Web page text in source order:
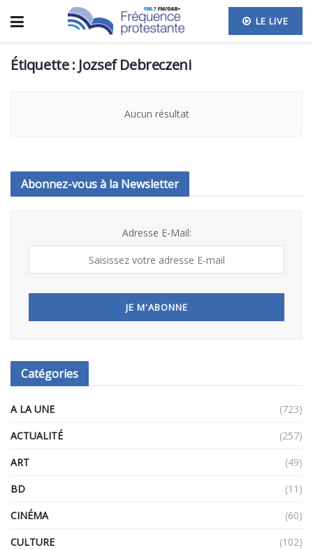
LE LIVE
Étiquette : Jozsef Debreczeni
Aucun résultat
Abonnez-vous à la Newsletter
Adresse E-Mail:
Catégories
A LA UNE
(723)
ACTUALITÉ
(257)
ART
(49)
BD
(11)
CINÉMA
(60)
CULTURE
(102)